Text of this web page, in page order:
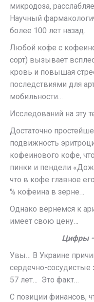
микродоза,
Научный
более 100 лет назад.
Любой кофе с
сорт) вызывает
кровь и повышая
последствиями для
мобильности…
Исследований на эту
Достаточно
подвижность
кофеинового кофе,
пинки и пендели
что в кофе главное
% кофеина в зерне…
Однако вернемся к
имеет свою цену…
Цифры
Увы… В Украине
сердечно-сосудистые
57 лет… Это факт…
С позиции финансов,